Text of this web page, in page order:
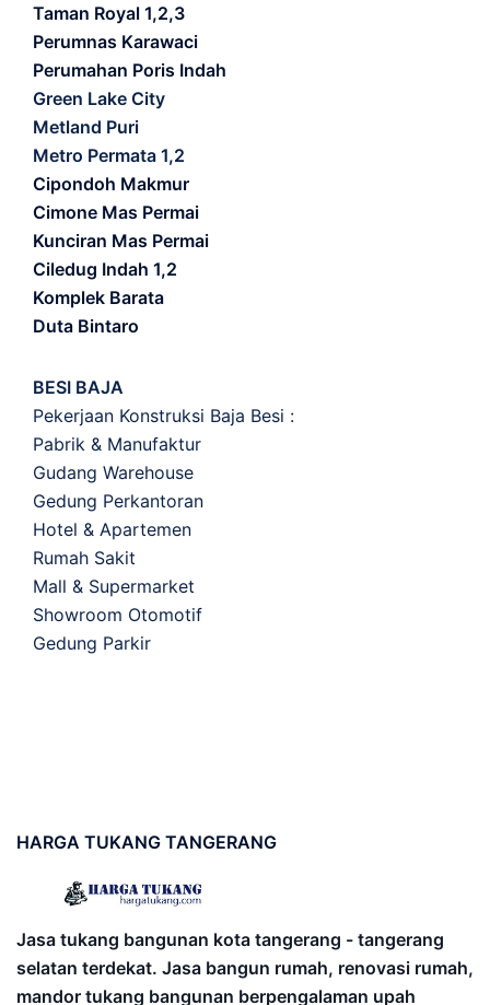
Taman Royal 1,2,3
Perumnas Karawaci
Perumahan Poris Indah
Green Lake City
Metland Puri
Metro Permata 1,2
Cipondoh Makmur
Cimone Mas Permai
Kunciran Mas Permai
Ciledug Indah 1,2
Komplek Barata
Duta Bintaro
BESI BAJA
Pekerjaan Konstruksi Baja Besi :
Pabrik & Manufaktur
Gudang Warehouse
Gedung Perkantoran
Hotel & Apartemen
Rumah Sakit
Mall & Supermarket
Showroom Otomotif
Gedung Parkir
HARGA TUKANG TANGERANG
Jasa tukang bangunan kota tangerang - tangerang
selatan terdekat. Jasa bangun rumah, renovasi rumah,
mandor tukang bangunan berpengalaman upah